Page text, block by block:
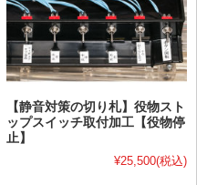
【静音対策の切り札】役物スト
ップスイッチ取付加工【役物停
止】
¥25,500(税込)